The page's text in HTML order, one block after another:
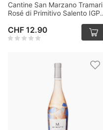
Cantine San Marzano Tramari
Rosé di Primitivo Salento IGP
CHF 12.90